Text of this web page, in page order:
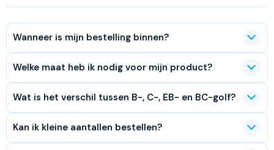
Wanneer is mijn bestelling binnen?
Welke maat heb ik nodig voor mijn product?
Wat is het verschil tussen B-, C-, EB- en BC-golf?
Kan ik kleine aantallen bestellen?